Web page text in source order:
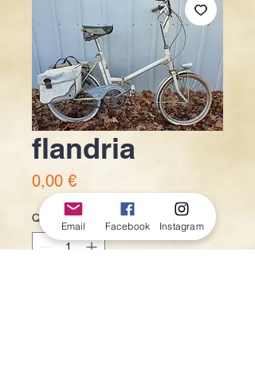
flandria
0,00 €Prix
Quantité *
Email Facebook Instagram